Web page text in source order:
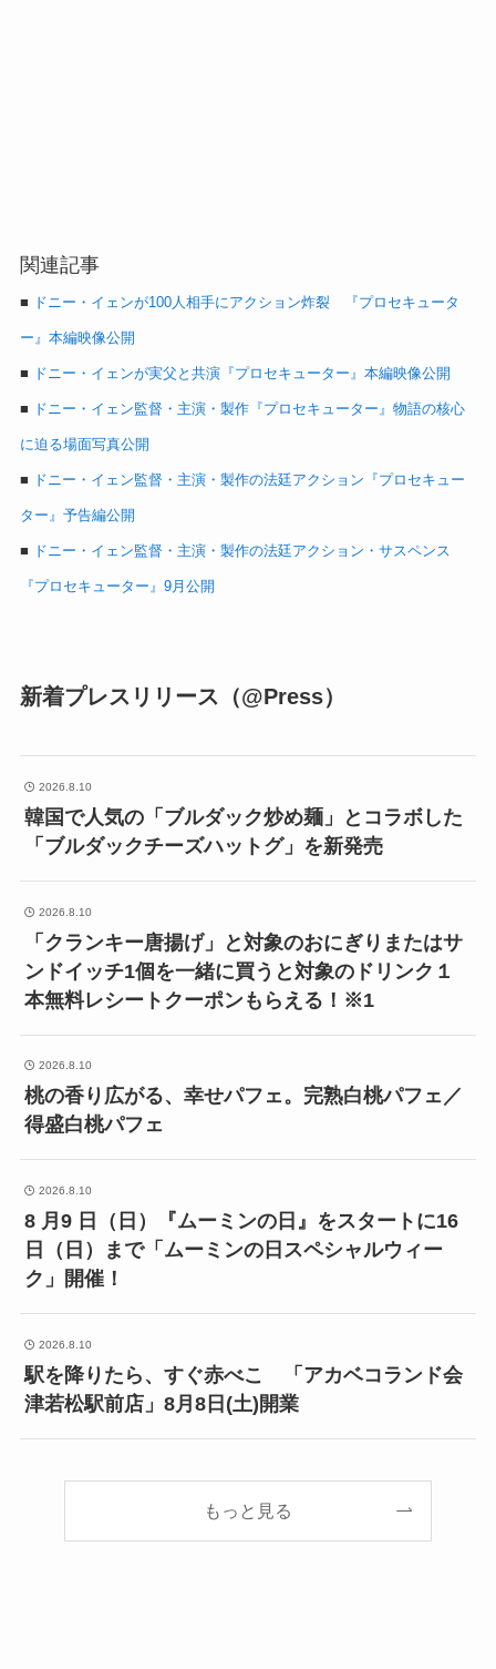
関連記事
■ ドニー・イェンが100人相手にアクション炸裂 『プロセキュータ
ー』本編映像公開
■ ドニー・イェンが実父と共演『プロセキューター』本編映像公開
■ ドニー・イェン監督・主演・製作『プロセキューター』物語の核心
に迫る場面写真公開
■ ドニー・イェン監督・主演・製作の法廷アクション『プロセキュー
ター』予告編公開
■ ドニー・イェン監督・主演・製作の法廷アクション・サスペンス
『プロセキューター』9月公開
新着プレスリリース（@Press）
2026.8.10
韓国で人気の「ブルダック炒め麺」とコラボした
「ブルダックチーズハットグ」を新発売
2026.8.10
「クランキー唐揚げ」と対象のおにぎりまたはサ
ンドイッチ1個を一緒に買うと対象のドリンク１
本無料レシートクーポンもらえる！※1
2026.8.10
桃の香り広がる、幸せパフェ。完熟白桃パフェ／
得盛白桃パフェ
2026.8.10
8 月9 日（日）『ムーミンの日』をスタートに16
日（日）まで「ムーミンの日スペシャルウィー
ク」開催！
2026.8.10
駅を降りたら、すぐ赤べこ 「アカベコランド会
津若松駅前店」8月8日(土)開業
もっと見る